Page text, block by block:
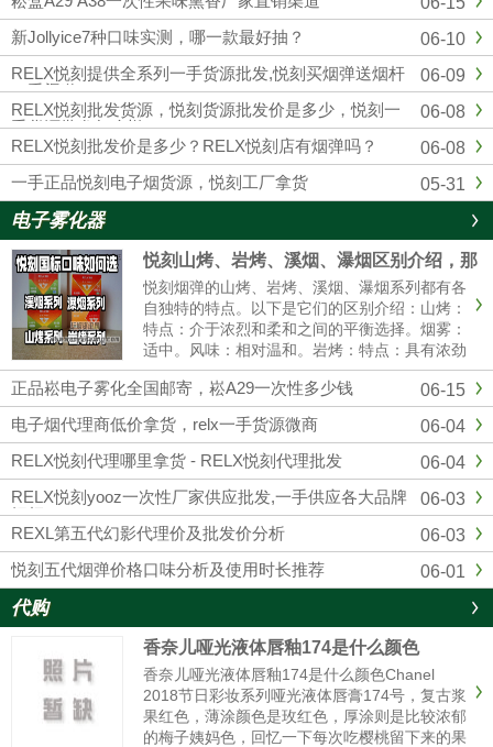
四五代杆蛋，另外各大品牌，通配，一次性均
有，品质市面上顶级的，可以代发，零售，批
发，全国包邮...
06-10
新Jollyice7种口味实测，哪一款最好抽？
06-09
RELX悦刻提供全系列一手货源批发,悦刻买烟弹送烟杆
一手渠道
06-08
RELX悦刻批发货源，悦刻货源批发价是多少，悦刻一
手货源批发怎么样？
06-08
RELX悦刻批发价是多少？RELX悦刻店有烟弹吗？
05-31
一手正品悦刻电子烟货源，悦刻工厂拿货
电子雾化器
悦刻山烤、岩烤、溪烟、瀑烟区别介绍，那
个口感好?
悦刻烟弹的山烤、岩烤、溪烟、瀑烟系列都有各
自独特的特点。以下是它们的区别介绍：山烤：
特点：介于浓烈和柔和之间的平衡选择。烟雾：
适中。风味：相对温和。岩烤：特点：具有浓劲
的中式风味。烟雾：可能会有更大的烟雾。体
验：强烈的一氧化碳满足感。溪烟：特点：提供
清爽的清香体验。烟雾：较薄。体......
06-15
正品崧电子雾化全国邮寄，崧A29一次性多少钱
06-04
电子烟代理商低价拿货，relx一手货源微商
06-04
RELX悦刻代理哪里拿货 - RELX悦刻代理批发
06-03
RELX悦刻yooz一次性厂家供应批发,一手供应各大品牌
烟杆
06-03
REXL第五代幻影代理价及批发价分析
06-01
悦刻五代烟弹价格口味分析及使用时长推荐
代购
香奈儿哑光液体唇釉174是什么颜色
香奈儿哑光液体唇釉174是什么颜色Chanel
2018节日彩妆系列哑光液体唇膏174号，复古浆
果红色，薄涂颜色是玫红色，厚涂则是比较浓郁
的梅子姨妈色，回忆一下每次吃樱桃留下来的果